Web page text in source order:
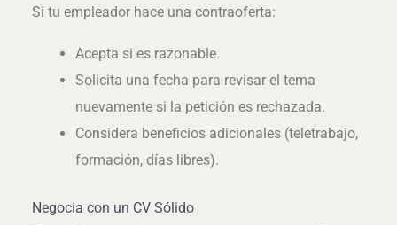
Si tu empleador hace una contraoferta:
Acepta si es razonable.
Solicita una fecha para revisar el tema
nuevamente si la petición es rechazada.
Considera beneficios adicionales (teletrabajo,
formación, días libres).
Negocia con un CV Sólido